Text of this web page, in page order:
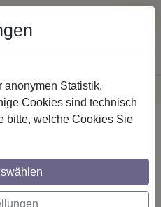
innerhalb Deutschlands
Zahlung
Edelstahl-Optik
mm Ø, 1-läufig,
anonymen Statistik,
Cookies sind technisch
bitte, welche Cookies Sie